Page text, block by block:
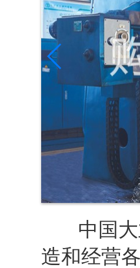
中国大
造和经营